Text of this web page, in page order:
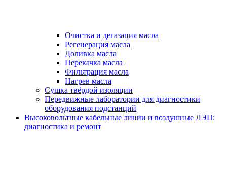
Очистка и дегазация масла
Регенерация масла
Доливка масла
Перекачка масла
Фильтрация масла
Нагрев масла
Сушка твёрдой изоляции
Передвижные лаборатории для диагностики
оборудования подстанций
Высоковольтные кабельные линии и воздушные ЛЭП:
диагностика и ремонт